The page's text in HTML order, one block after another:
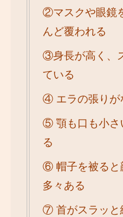
②マスクや眼鏡
んど覆われる
③身長が高く、
ている
④ エラの張りが
⑤ 顎も口も小さ
る
⑥ 帽子を被ると
多々ある
⑦ 首がスラッと